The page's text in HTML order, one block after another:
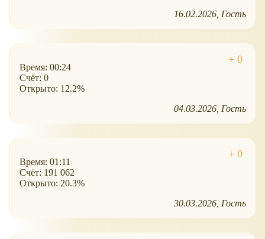
16.02.2026 Гость
Время: 00:24
Счёт: 0
Открыто: 12.2%
04.03.2026 Гость
Время: 01:11
Счёт: 191 062
Открыто: 20.3%
30.03.2026 Гость